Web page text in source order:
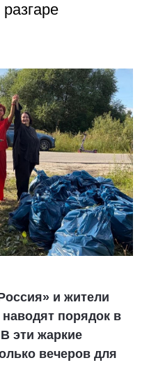
и жители
порядок в
эти жаркие
вечеров для